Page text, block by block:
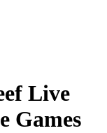
Live
Games